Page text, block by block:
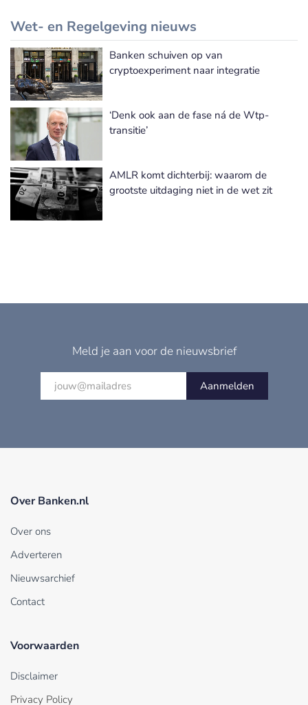
Wet- en Regelgeving nieuws
Meer Wet- en Regelgeving nieuws
Banken schuiven op van
cryptoexperiment naar integratie
‘Denk ook aan de fase ná de Wtp-
transitie’
AMLR komt dichterbij: waarom de
grootste uitdaging niet in de wet zit
Meld je aan voor de nieuwsbrief
Aanmelden
Over Banken.nl
Over ons
Adverteren
Nieuwsarchief
Contact
Voorwaarden
Disclaimer
Privacy Policy